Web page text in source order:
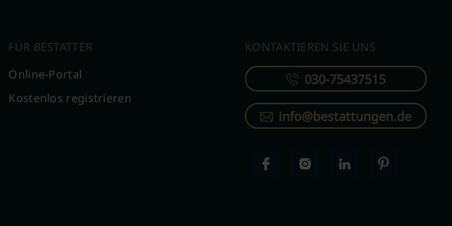
FÜR BESTATTER
Online-Portal
Kostenlos registrieren
KONTAKTIEREN SIE UNS
030-75437515
info@bestattungen.de